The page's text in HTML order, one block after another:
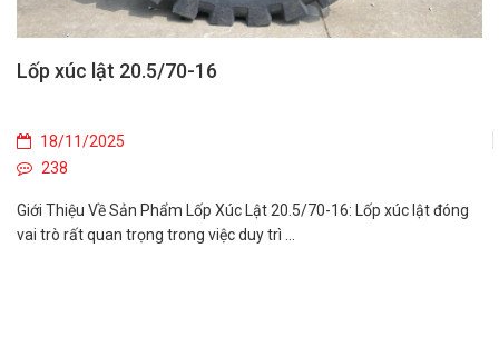
Lốp xúc lật 20.5/70-16
18/11/2025
238
Giới Thiệu Về Sản Phẩm Lốp Xúc Lật 20.5/70-16: Lốp xúc lật đóng
vai trò rất quan trọng trong việc duy trì ...